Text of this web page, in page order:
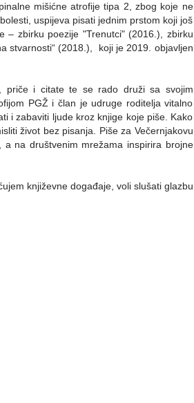
mišićne atrofije tipa 2, zbog koje ne
uspijeva pisati jednim prstom koji još
– zbirku poezije "Trenutci" (2016.), zbirku
stvarnosti“ (2018.), koji je 2019. objavljen
priče i citate te se rado druži sa svojim
PGŽ i član je udruge roditelja vitalno
i zabaviti ljude kroz knjige koje piše. Kako
život bez pisanja. Piše za Večernjakovu
a na društvenim mrežama inspirira brojne
književne događaje, voli slušati glazbu